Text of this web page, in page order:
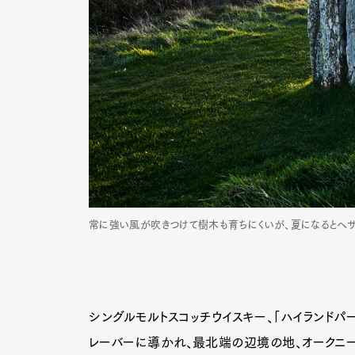
常に強い風が吹きつけて樹木も育ちにくいが、夏になると
シングルモルトスコッチウイスキー、「ハイラン
レーバーに導かれ、最北端の辺境の地、オークニ